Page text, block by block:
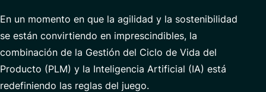
Customer Experience
Modern ERP Cloud System
Servicios Financieros y Plataformas de Trading
Finance transformation
Centro de excelencia
Comunicado de prensa
Ubicaciones
Contacto
noticias
o
documentos
En un momento en que la agilidad y la sostenibilidad
se están convirtiendo en imprescindibles, la
combinación de la Gestión del Ciclo de Vida del
Producto (PLM) y la Inteligencia Artificial (IA) está
redefiniendo las reglas del juego.